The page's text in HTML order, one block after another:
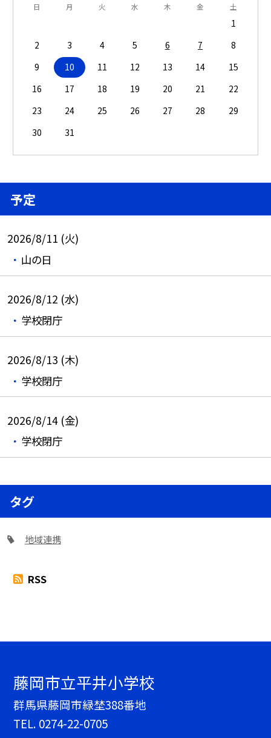
日 月 火 水 木 金 土
1
2
3 4 5 6 7
8
9
10 11 12 13 14
15
16
17 18 19 20 21
22
23
24 25 26 27 28
29
30
31
予定
2026/8/11 (火)
山の日
2026/8/12 (水)
学校閉庁
2026/8/13 (木)
学校閉庁
2026/8/14 (金)
学校閉庁
タグ
地域連携
RSS
藤岡市立平井小学校
群馬県藤岡市緑埜388番地
TEL. 0274-22-0705